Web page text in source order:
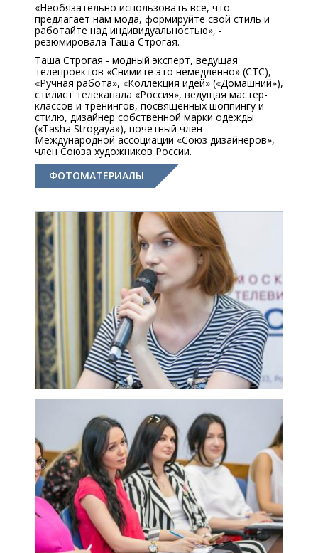
«Необязательно использовать все, что
предлагает нам мода, формируйте свой стиль и
работайте над индивидуальностью», -
резюмировала Таша Строгая.
Таша Строгая - модный эксперт, ведущая
телепроектов «Снимите это немедленно» (СТС),
«Ручная работа», «Коллекция идей» («Домашний»),
стилист телеканала «Россия», ведущая мастер-
классов и тренингов, посвященных шоппингу и
стилю, дизайнер собственной марки одежды
(«Tasha Strogaya»), почетный член
Международной ассоциации «Союз дизайнеров»,
член Союза художников России.
ФОТОМАТЕРИАЛЫ